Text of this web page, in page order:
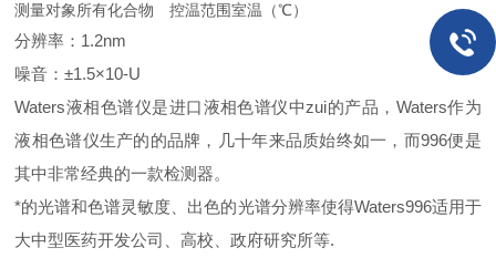
测量对象所有化合物 控温范围室温（℃）
分辨率：1.2nm
噪音：±1.5×10-U
Waters液相色谱仪是进口液相色谱仪中zui的产品，Waters作为
液相色谱仪生产的的品牌，几十年来品质始终如一，而996便是
其中非常经典的一款检测器。
*的光谱和色谱灵敏度、出色的光谱分辨率使得Waters996适用于
大中型医药开发公司、高校、政府研究所等.